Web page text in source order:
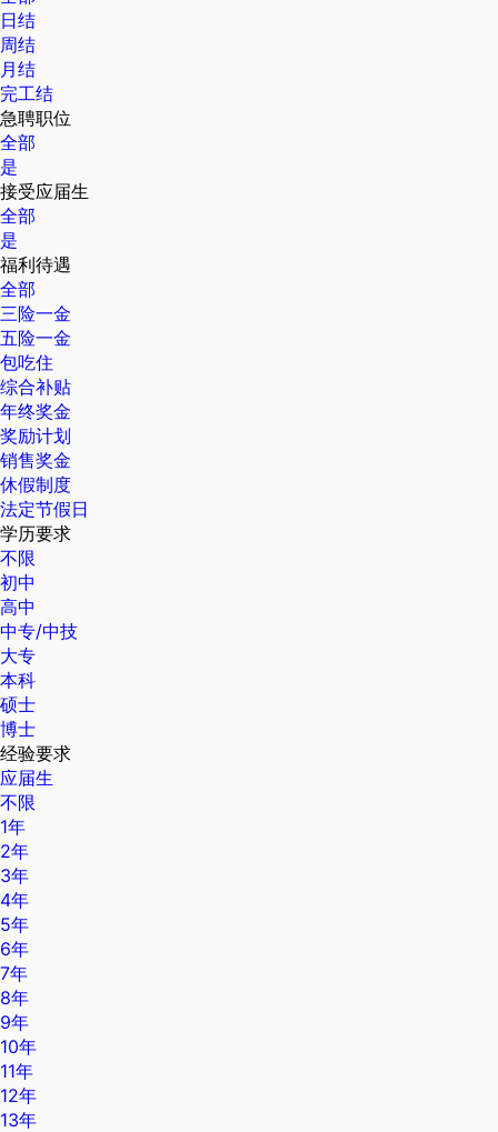
日结
周结
月结
完工结
急聘职位
全部
是
接受应届生
全部
是
福利待遇
全部
三险一金
五险一金
包吃住
综合补贴
年终奖金
奖励计划
销售奖金
休假制度
法定节假日
学历要求
不限
初中
高中
中专/中技
大专
本科
硕士
博士
经验要求
应届生
不限
1年
2年
3年
4年
5年
6年
7年
8年
9年
10年
11年
12年
13年